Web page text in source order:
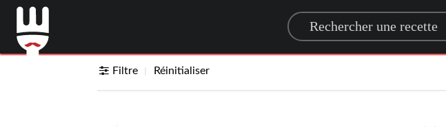
Search for a recipe
Filtre Réinitialiser